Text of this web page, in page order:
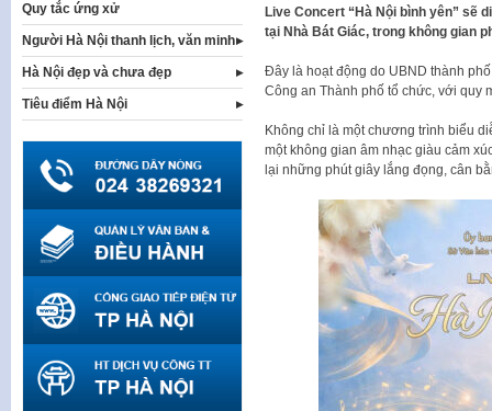
Live Concert “Hà Nội bình yên” sẽ
tại Nhà Bát Giác, trong không gian
Đây là hoạt động do UBND thành
Công an Thành phố tổ chức, với quy
Không chỉ là một chương trình biểu
một không gian âm nhạc giàu cảm
lại những phút giây lắng đọng, cân
Quy tắc ứng xử
Người Hà Nội thanh lịch, văn minh
Hà Nội đẹp và chưa đẹp
Tiêu điểm Hà Nội